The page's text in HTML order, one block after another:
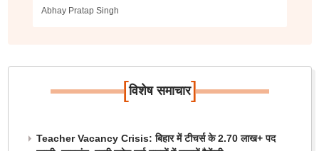
Abhay Pratap Singh
[विशेष समाचार]
Teacher Vacancy Crisis: बिहार में टीचर्स के 2.70 लाख+ पद